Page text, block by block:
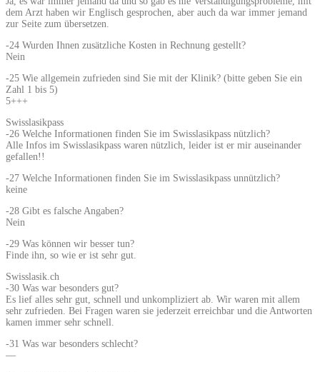
dem Arzt haben wir Englisch gesprochen, aber auch da war immer jemand
zur Seite zum übersetzen.
-24 Wurden Ihnen zusätzliche Kosten in Rechnung gestellt?
Nein
-25 Wie allgemein zufrieden sind Sie mit der Klinik? (bitte geben Sie ein
Zahl 1 bis 5)
5+++
Swisslasikpass
-26 Welche Informationen finden Sie im Swisslasikpass nützlich?
Alle Infos im Swisslasikpass waren nützlich, leider ist er mir auseinander
gefallen!!
-27 Welche Informationen finden Sie im Swisslasikpass unnützlich?
keine
-28 Gibt es falsche Angaben?
Nein
-29 Was können wir besser tun?
Finde ihn, so wie er ist sehr gut.
Swisslasik.ch
-30 Was war besonders gut?
Es lief alles sehr gut, schnell und unkompliziert ab. Wir waren mit allem
sehr zufrieden. Bei Fragen waren sie jederzeit erreichbar und die Antworten
kamen immer sehr schnell.
-31 Was war besonders schlecht?
—